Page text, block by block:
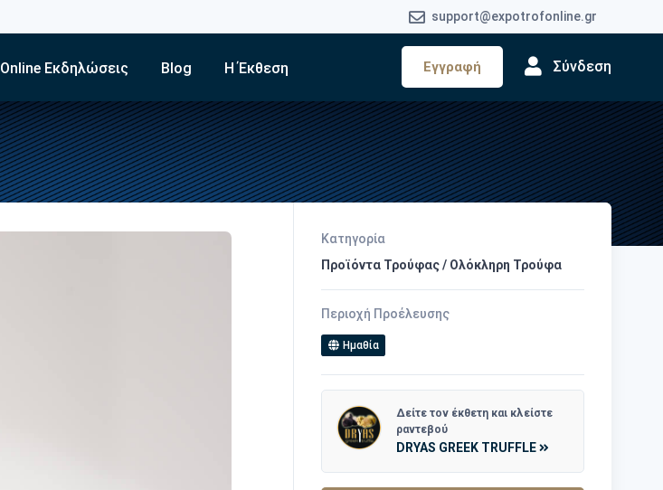
support@expotrofonline.gr
Εγγραφή Σύνδεση
Online Εκδηλώσεις Blog Η Έκθεση
Κατηγορία
Προϊόντα Τρούφας / Ολόκληρη Τρούφα
Περιοχή Προέλευσης
Ημαθία
Δείτε τον έκθετη και κλείστε
ραντεβού
DRYAS GREEK TRUFFLE